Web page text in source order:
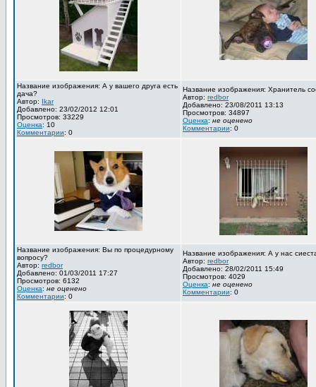
Название изображения: А у вашего друга есть
дача?
Автор: Ikar
Добавлено: 23/02/2012 12:01
Просмотров: 33229
Оценка: 10
Комментарии: 0
Название изображения: Хранитель
Автор: redbor
Добавлено: 23/08/2011 13:13
Просмотров: 34897
Оценка: не оценено
Комментарии: 0
Название изображения: Вы по процедурному
вопросу?
Автор: redbor
Добавлено: 01/03/2011 17:27
Просмотров: 6132
Оценка: не оценено
Комментарии: 0
Название изображения: А у нас
Автор: redbor
Добавлено: 28/02/2011 15:49
Просмотров: 4029
Оценка: не оценено
Комментарии: 0